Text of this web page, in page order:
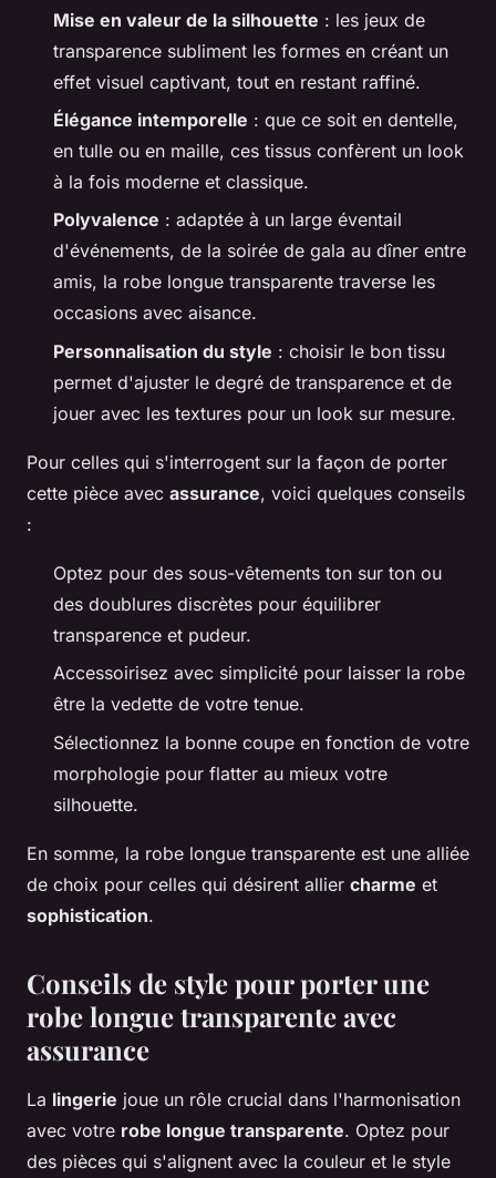
Mise en valeur de la silhouette : les jeux de
transparence subliment les formes en créant un
effet visuel captivant, tout en restant raffiné.
Élégance intemporelle : que ce soit en dentelle,
en tulle ou en maille, ces tissus confèrent un look
à la fois moderne et classique.
Polyvalence : adaptée à un large éventail
d'événements, de la soirée de gala au dîner entre
amis, la robe longue transparente traverse les
occasions avec aisance.
Personnalisation du style : choisir le bon tissu
permet d'ajuster le degré de transparence et de
jouer avec les textures pour un look sur mesure.
Pour celles qui s'interrogent sur la façon de porter
cette pièce avec assurance, voici quelques conseils
:
Optez pour des sous-vêtements ton sur ton ou
des doublures discrètes pour équilibrer
transparence et pudeur.
Accessoirisez avec simplicité pour laisser la robe
être la vedette de votre tenue.
Sélectionnez la bonne coupe en fonction de votre
morphologie pour flatter au mieux votre
silhouette.
En somme, la robe longue transparente est une alliée
de choix pour celles qui désirent allier charme et
sophistication.
Conseils de style pour porter une
robe longue transparente avec
assurance
La lingerie joue un rôle crucial dans l'harmonisation
avec votre robe longue transparente. Optez pour
des pièces qui s'alignent avec la couleur et le style